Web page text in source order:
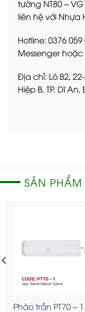
tường NT80 –
liên hệ với Nhựa
Hotline: 0376
Messenger
Địa chỉ: Lô B2,
Hiệp B, TP. Dĩ
SẢN PHẨM
Phào trần PT70 – 1